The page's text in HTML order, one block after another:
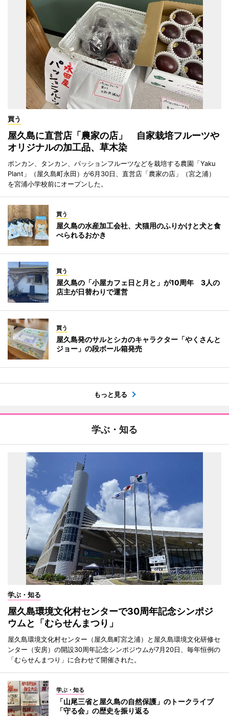
買う
屋久島に直営店「農家の店」 自家栽培フルーツや
オリジナルの加工品、草木染
ポンカン、タンカン、パッションフルーツなどを栽培する農園「Yaku
Plant」（屋久島町永田）が6月30日、直営店「農家の店」（宮之浦）
を宮浦小学校前にオープンした。
買う
屋久島の水産加工会社、犬猫用のふりかけと犬と食
べられるおかき
買う
屋久島の「小屋カフェ日と月と」が10周年 3人の
店主が日替わりで運営
買う
屋久島発のサルとシカのキャラクター「やくさんと
ジョー」の段ボール箱発売
もっと見る
学ぶ・知る
学ぶ・知る
屋久島環境文化村センターで30周年記念シンポジ
ウムと「むらせんまつり」
屋久島環境文化村センター（屋久島町宮之浦）と屋久島環境文化研修セ
ンター（安房）の開設30周年記念シンポジウムが7月20日、毎年恒例の
「むらせんまつり」に合わせて開催された。
学ぶ・知る
「山尾三省と屋久島の自然保護」のトークライブ
「守る会」の歴史を振り返る